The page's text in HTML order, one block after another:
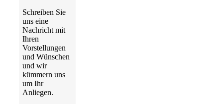
Schreiben Sie
uns eine
Nachricht mit
Ihren
Vorstellungen
und Wünschen
und wir
kümmern uns
um Ihr
Anliegen.